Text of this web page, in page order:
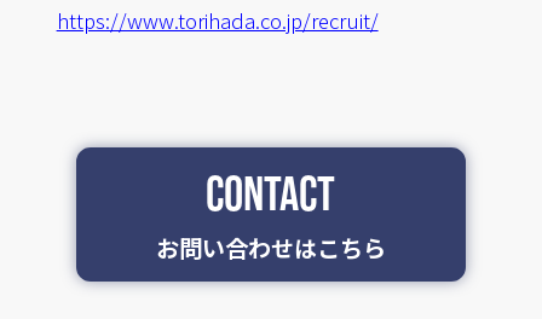
https://www.torihada.co.jp/recruit/
CONTACT
お問い合わせはこちら